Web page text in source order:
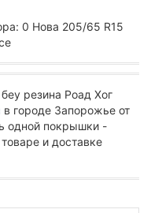
0 Нова 205/65 R15
резина Роад Хог
в городе Запорожье от
одной покрышки -
и доставке